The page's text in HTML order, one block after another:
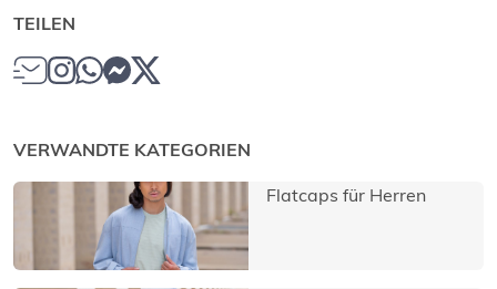
TEILEN
VERWANDTE KATEGORIEN
Flatcaps für Herren